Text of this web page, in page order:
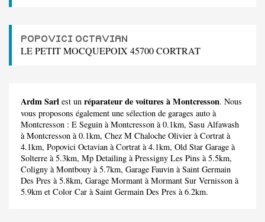
POPOVICI OCTAVIAN
LE PETIT MOCQUEPOIX 45700 CORTRAT
Ardm Sarl est un réparateur de voitures à Montcresson. Nous
vous proposons également une sélection de garages auto à
Montcresson : E Seguin à Montcresson à 0.1km, Sasu Alfawash
à Montcresson à 0.1km, Chez M Chaloche Olivier à Cortrat à
4.1km, Popovici Octavian à Cortrat à 4.1km, Old Star Garage à
Solterre à 5.3km, Mp Detailing à Pressigny Les Pins à 5.5km,
Coligny à Montbouy à 5.7km, Garage Fauvin à Saint Germain
Des Pres à 5.8km, Garage Mormant à Mormant Sur Vernisson à
5.9km et Color Car à Saint Germain Des Pres à 6.2km.